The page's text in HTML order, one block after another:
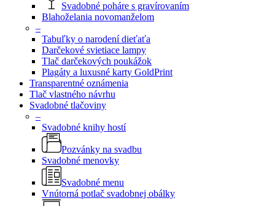
Svadobné poháre s gravírovaním
Blahoželania novomanželom
–
Tabuľky o narodení dieťaťa
Darčekové svietiace lampy
Tlač darčekových poukážok
Plagáty a luxusné karty GoldPrint
Transparentné oznámenia
Tlač vlastného návrhu
Svadobné tlačoviny
–
Svadobné knihy hostí
Pozvánky na svadbu
Svadobné menovky
Svadobné menu
Vnútorná potlač svadobnej obálky